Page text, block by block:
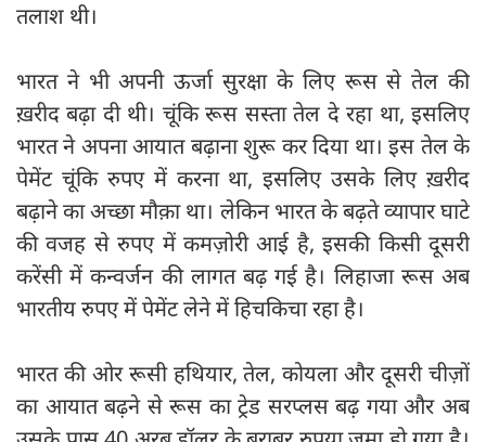
तलाश थी।
भारत ने भी अपनी ऊर्जा सुरक्षा के लिए रूस से तेल की
ख़रीद बढ़ा दी थी। चूंकि रूस सस्ता तेल दे रहा था, इसलिए
भारत ने अपना आयात बढ़ाना शुरू कर दिया था। इस तेल के
पेमेंट चूंकि रुपए में करना था, इसलिए उसके लिए ख़रीद
बढ़ाने का अच्छा मौक़ा था। लेकिन भारत के बढ़ते व्यापार घाटे
की वजह से रुपए में कमज़ोरी आई है, इसकी किसी दूसरी
करेंसी में कन्वर्जन की लागत बढ़ गई है। लिहाजा रूस अब
भारतीय रुपए में पेमेंट लेने में हिचकिचा रहा है।
भारत की ओर रूसी हथियार, तेल, कोयला और दूसरी चीज़ों
का आयात बढ़ने से रूस का ट्रेड सरप्लस बढ़ गया और अब